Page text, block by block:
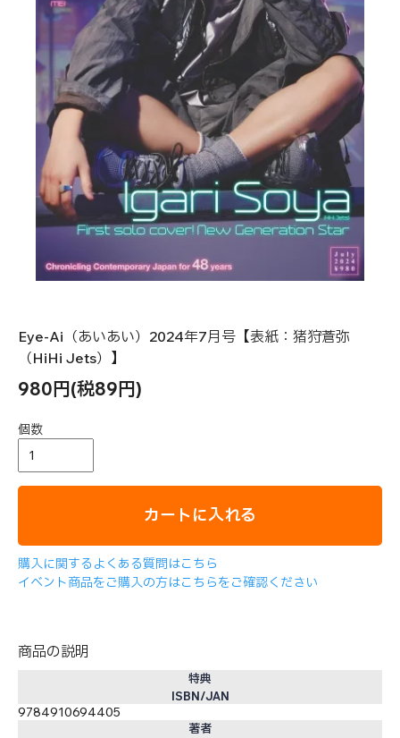
Eye-Ai（あいあい）2024年7月号【表紙：猪狩蒼弥
（HiHi Jets）】
980円(税89円)
個数
カートに入れる
購入に関するよくある質問はこちら
イベント商品をご購入の方はこちらをご確認ください
商品の説明
特典
ISBN/JAN
9784910694405
著者